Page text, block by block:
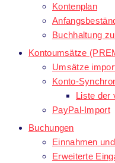
Kontenplan
Buchhaltung
Kontoumsätze
Umsätze
Konto-
Liste der
PayPal-Import
Buchungen
Einnahmen
Erweiterte